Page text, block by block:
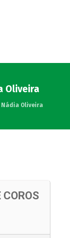
Oliveira
Nádia Oliveira
COROS